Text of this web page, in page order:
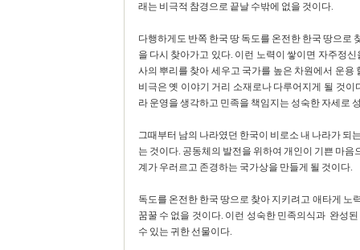
래는 비극적 참경으로 끝날 수밖에 없을 것이다.
다행하게도 반쪽 한국 땅 독도를 온전한 한국 땅으로
을 다시 찾아가고 있다. 이런 노력이 쌓이면 자주정
사의 뿌리를 찾아 세우고 국가를 높은 차원에서 운
비극은 옛 이야기 거리 소재로나 다루어지게 될 것
라 운영을 생각하고 민족을 책임지는 성숙한 자세로
그때부터 남의 나라였던 한국이 비로소 내 나라가 되
는 것이다. 공동체의 발전을 위하여 개인이 기쁜 마
계가 우러르고 존경하는 국가상을 만들게 될 것이다.
독도를 온전한 한국 땅으로 찾아 지키려고 애타게
꿈꿀 수 없을 것이다. 이런 성숙한 민족의식과 완성
수 있는 귀한 선물이다.